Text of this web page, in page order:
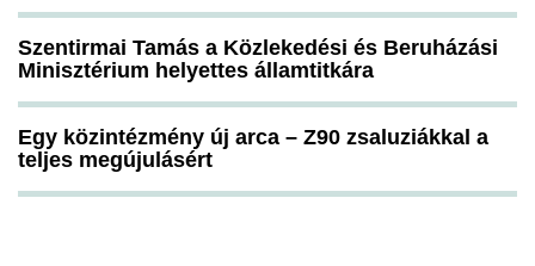
Szentirmai Tamás a Közlekedési és Beruházási
Minisztérium helyettes államtitkára
Egy közintézmény új arca – Z90 zsaluziákkal a
teljes megújulásért